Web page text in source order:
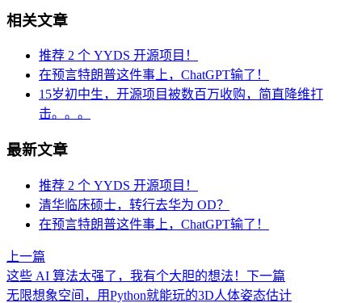
相关文章
推荐 2 个 YYDS 开源项目！
在预言特朗普这件事上，ChatGPT输了！
15岁初中生，开源项目被数百万收购，简直降维打
击。。。
最新文章
推荐 2 个 YYDS 开源项目！
清华临床硕士，转行去华为 OD？
在预言特朗普这件事上，ChatGPT输了！
上一篇
这些 AI 算法太强了，我有个大胆的想法！ 下一篇
无限想象空间，用Python就能玩的3D人体姿态估计